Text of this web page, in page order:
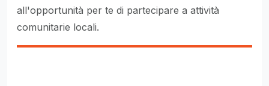
all'opportunità per te di partecipare a attività
comunitarie locali.